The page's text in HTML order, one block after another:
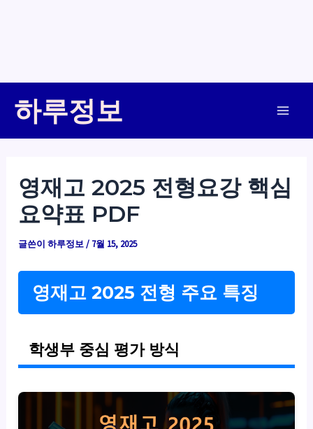
하루정보
영재고 2025 전형요강 핵심
요약표 PDF
글쓴이하루정보/ 7월 15, 2025
영재고 2025 전형 주요 특징
학생부 중심 평가 방식